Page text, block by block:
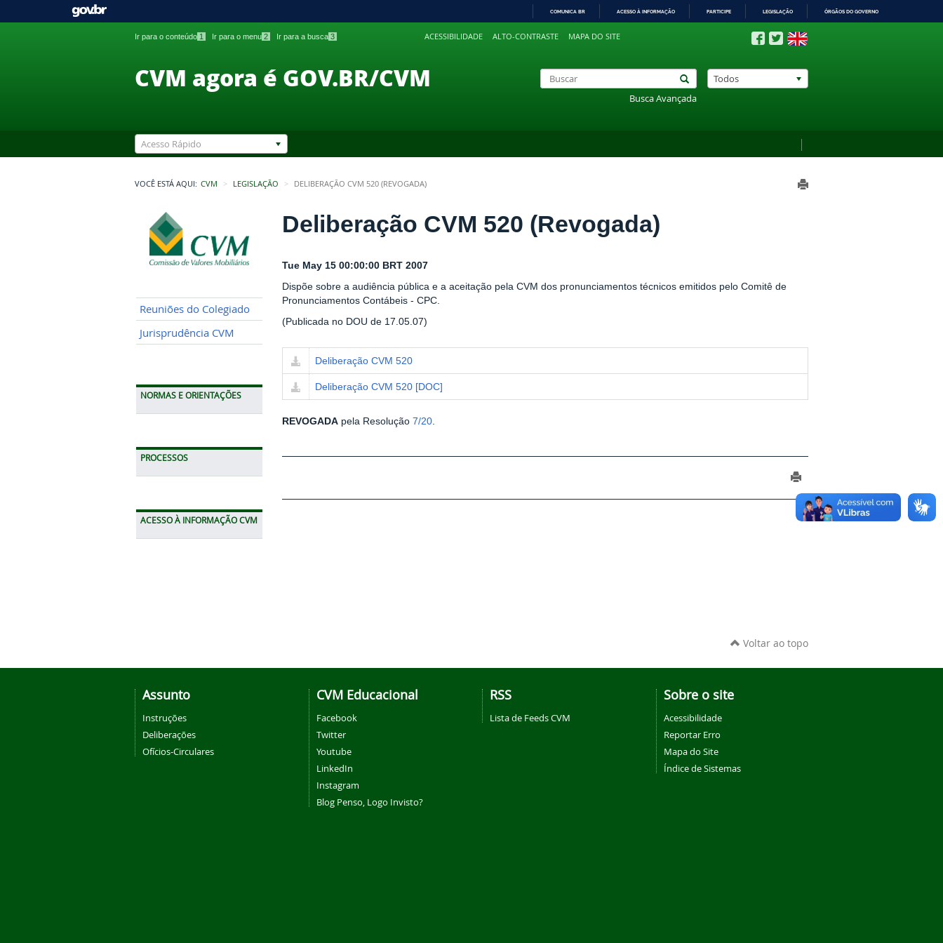
PARA
COMUNICA BR ACESSO À INFORMAÇÃO PARTICIPE LEGISLAÇÃO ÓRGÃOS DO GOVERNO
Ir para o conteúdo 1 Ir para o menu 2 Ir para a busca 3 ACESSIBILIDADE ALTO-CONTRASTE MAPA DO SITE
CVM agora é GOV.BR/CVM
Busca Avançada
Todos
Acesso Rápido
VOCÊ ESTÁ AQUI: CVM LEGISLAÇÃO DELIBERAÇÃO CVM 520 (REVOGADA)
Reuniões do Colegiado
Jurisprudência CVM
NORMAS E ORIENTAÇÕES
PROCESSOS
ACESSO À INFORMAÇÃO CVM
Deliberação CVM 520 (Revogada)
Tue May 15 00:00:00 BRT 2007
Dispõe sobre a audiência pública e a aceitação pela CVM dos pronunciamentos técnicos emitidos pelo Comitê de
Pronunciamentos Contábeis - CPC.
(Publicada no DOU de 17.05.07)
Deliberação CVM 520
Deliberação CVM 520 [DOC]
REVOGADA pela Resolução 7/20
Voltar ao topo
Assunto
Instruções
Deliberações
Ofícios-Circulares
CVM Educacional
Facebook
Twitter
Youtube
LinkedIn
Instagram
Blog Penso, Logo Invisto?
RSS
Lista de Feeds CVM
Sobre o site
Acessibilidade
Reportar Erro
Mapa do Site
Índice de Sistemas